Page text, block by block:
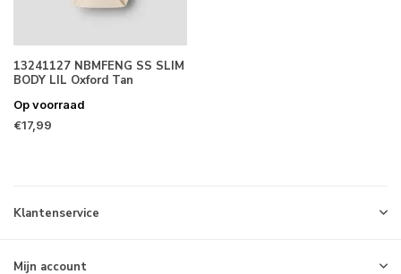
13241127 NBMFENG SS SLIM
BODY LIL Oxford Tan
Op voorraad
€17,99
Klantenservice
Mijn account